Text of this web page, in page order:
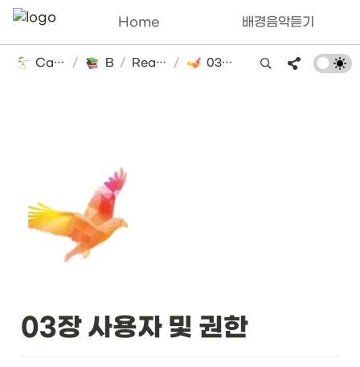
Home 배경음악듣기
Catsbi's DLog / Books
/ Real MySQL / 03장 사용자 및 권한
03장 사용자 및 권한